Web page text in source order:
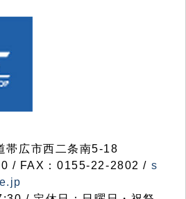
広市西二条南5-18
/ FAX：0155-22-2802 / s